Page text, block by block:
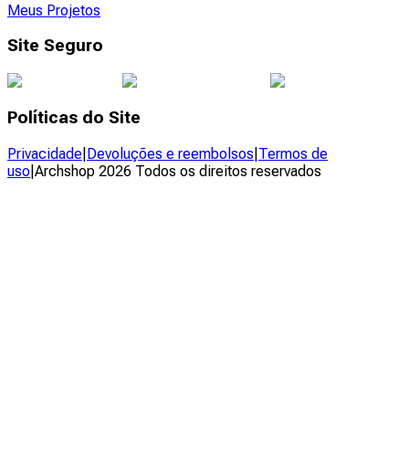
Meus Projetos
Site Seguro
Políticas do Site
Privacidade Devoluções e reembolsos Termos de
uso Archshop 2026 Todos os direitos reservados